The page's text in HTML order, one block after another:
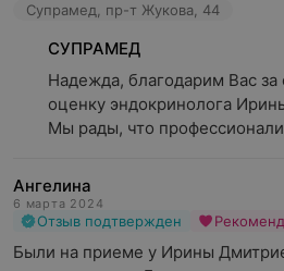
Супрамед, пр-т Жукова, 44
СУПРАМЕД
Надежда, благодарим Вас за
оценку эндокринолога
Мы рады, что
Ангелина
6 марта 2024
Отзыв подтвержден
Были на приеме у Ирины